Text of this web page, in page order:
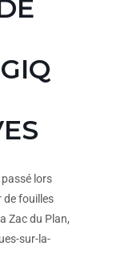
lors
de fouilles
Zac du Plan,
sur-la-